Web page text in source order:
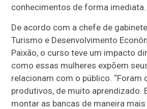
conhecimentos de forma imediata.
De acordo com a chefe de
Turismo e Desenvolvimento
Paixão, o curso teve um impacto
como essas mulheres expõem
relacionam com o público. “Foram
produtivos, de muito aprendizado.
montar as bancas de maneira